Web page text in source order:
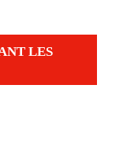
LES